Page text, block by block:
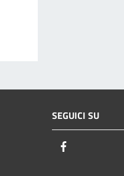
SEGUICI SU